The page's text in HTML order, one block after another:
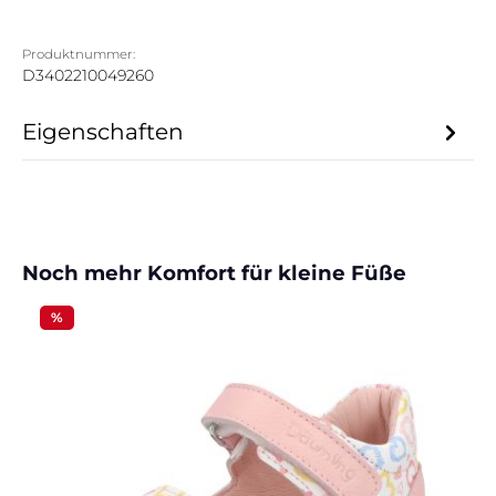
Produktnummer:
D3402210049260
Eigenschaften
Produktgalerie überspringen
Noch mehr Komfort für kleine Füße
%